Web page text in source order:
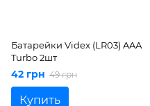
Батарейки Videx (LR03) AAА
Turbo 2шт
42 грн 49 грн
Купить